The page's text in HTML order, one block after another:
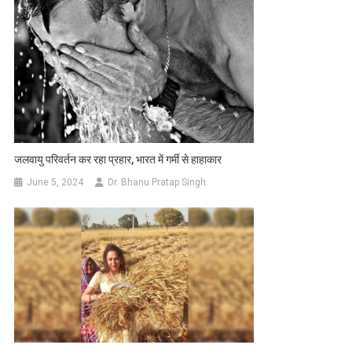
जलवायु परिवर्तन कर रहा प्रहार, भारत में गर्मी से हाहाकार
June 5, 2024 Dr. Bhanu Pratap Singh